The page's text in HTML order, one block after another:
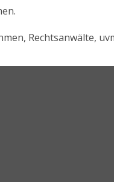
Rechtsanwälte,